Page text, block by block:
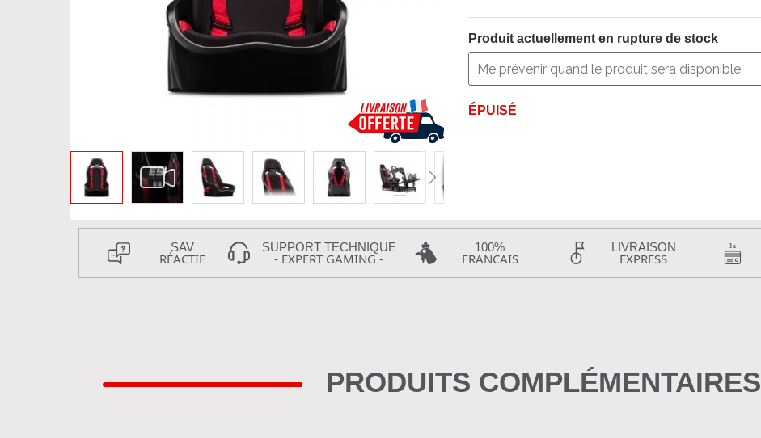
Produit actuellement en rupture de stock
ÉPUISÉ
SAV
RÉACTIF
SUPPORT TECHNIQUE
- EXPERT GAMING -
100%
FRANCAIS
LIVRAISON
EXPRESS
PRODUITS COMPLÉMENTAIRES